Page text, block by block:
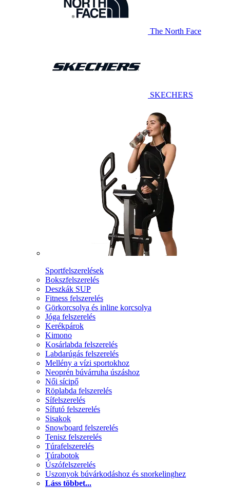
The North Face
SKECHERS
Sportfelszerelések
Bokszfelszerelés
Deszkák SUP
Fitness felszerelés
Görkorcsolya és inline korcsolya
Jóga felszerelés
Kerékpárok
Kimono
Kosárlabda felszerelés
Labdarúgás felszerelés
Mellény a vízi sportokhoz
Neoprén búvárruha úszáshoz
Női sícipő
Röplabda felszerelés
Sífelszerelés
Sífutó felszerelés
Sisakok
Snowboard felszerelés
Tenisz felszerelés
Túrafelszerelés
Túrabotok
Úszófelszerelés
Uszonyok búvárkodáshoz és snorkelinghez
Láss többet...